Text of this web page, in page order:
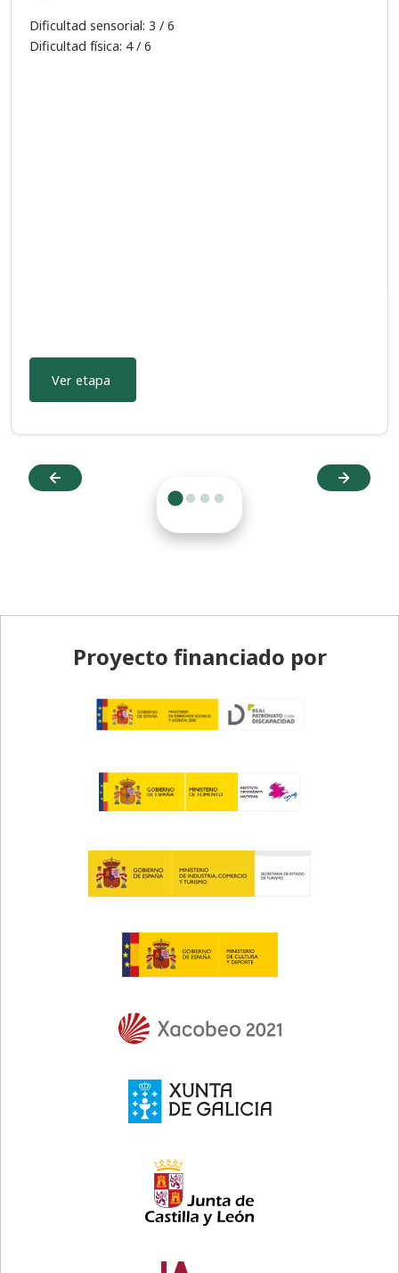
Dificultad sensorial: 3 / 6
Dificultad física: 4 / 6
Ver etapa
Proyecto financiado por